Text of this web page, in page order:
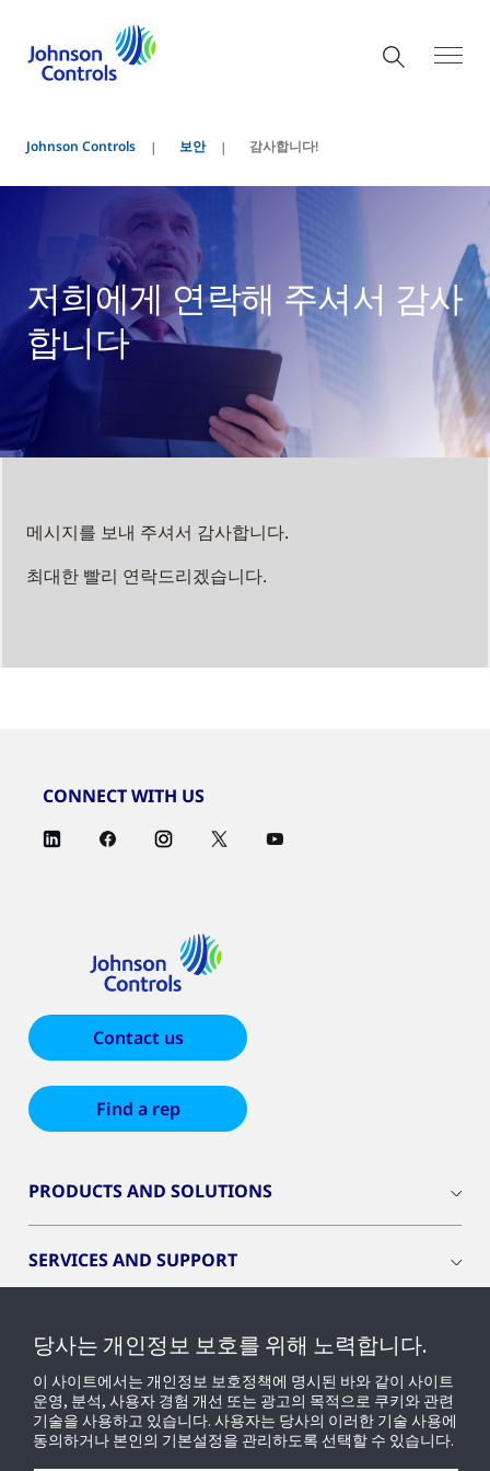
Johnson Controls 보안 감사합니다!
저희에게 연락해 주셔서 감사
합니다
메시지를 보내 주셔서 감사합니다.
최대한 빨리 연락드리겠습니다.
CONNECT WITH US
Contact us
Find a rep
PRODUCTS AND SOLUTIONS
SERVICES AND SUPPORT
OPENBLUE
당사는 개인정보 보호를 위해 노력합니다.
이 사이트에서는 개인정보 보호정책에 명시된 바와 같이 사이트
운영, 분석, 사용자 경험 개선 또는 광고의 목적으로 쿠키와 관련
기술을 사용하고 있습니다. 사용자는 당사의 이러한 기술 사용에
동의하거나 본인의 기본설정을 관리하도록 선택할 수 있습니다.